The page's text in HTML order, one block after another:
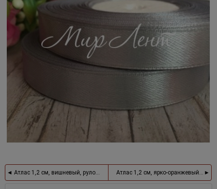
Атлас 1,2 см, вишневый, рулон 33 м Атлас 1,2 см, ярко-оранжевый,